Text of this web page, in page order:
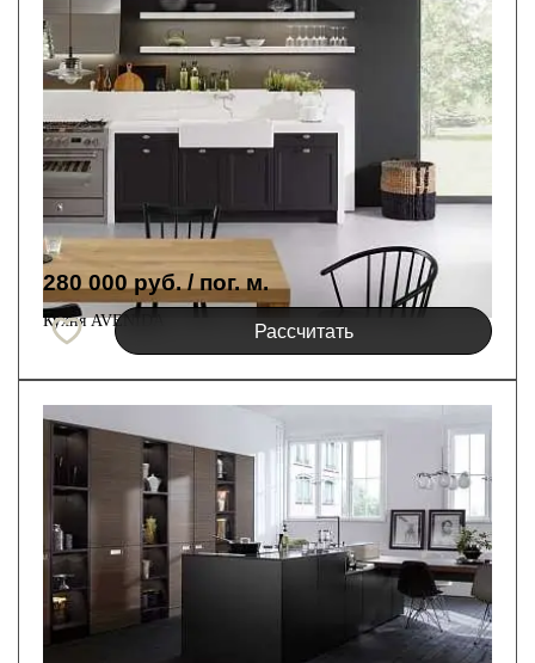
Кухня AVENIDA
280 000 руб. / пог. м.
Рассчитать